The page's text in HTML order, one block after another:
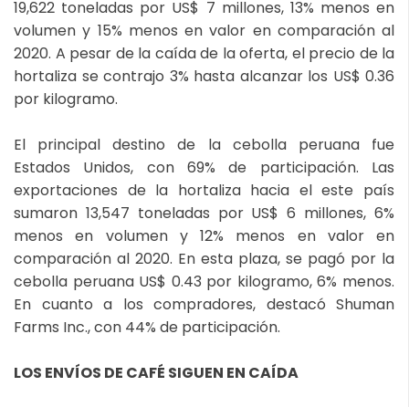
19,622 toneladas por US$ 7 millones, 13% menos en
volumen y 15% menos en valor en comparación al
2020. A pesar de la caída de la oferta, el precio de la
hortaliza se contrajo 3% hasta alcanzar los US$ 0.36
por kilogramo.
El principal destino de la cebolla peruana fue
Estados Unidos, con 69% de participación. Las
exportaciones de la hortaliza hacia el este país
sumaron 13,547 toneladas por US$ 6 millones, 6%
menos en volumen y 12% menos en valor en
comparación al 2020. En esta plaza, se pagó por la
cebolla peruana US$ 0.43 por kilogramo, 6% menos.
En cuanto a los compradores, destacó Shuman
Farms Inc., con 44% de participación.
LOS ENVÍOS DE CAFÉ SIGUEN EN CAÍDA